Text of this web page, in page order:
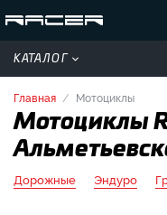
КАТАЛОГ
Главная Мотоциклы
Мотоциклы
Дорожные Эндуро